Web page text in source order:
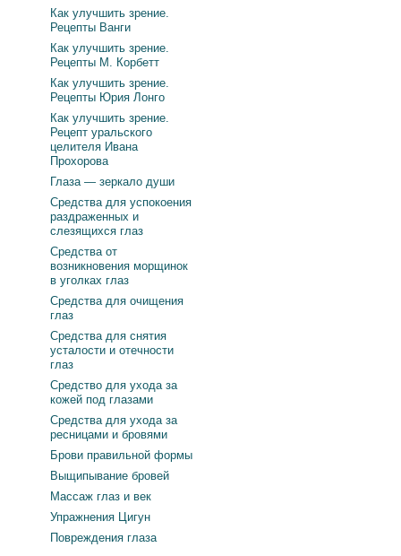
Как улучшить зрение.
Рецепты Ванги
Как улучшить зрение.
Рецепты М. Корбетт
Как улучшить зрение.
Рецепты Юрия Лонго
Как улучшить зрение.
Рецепт уральского
целителя Ивана
Прохорова
Глаза — зеркало души
Средства для успокоения
раздраженных и
слезящихся глаз
Средства от
возникновения морщинок
в уголках глаз
Средства для очищения
глаз
Средства для снятия
усталости и отечности
глаз
Средство для ухода за
кожей под глазами
Средства для ухода за
ресницами и бровями
Брови правильной формы
Выщипывание бровей
Массаж глаз и век
Упражнения Цигун
Повреждения глаза